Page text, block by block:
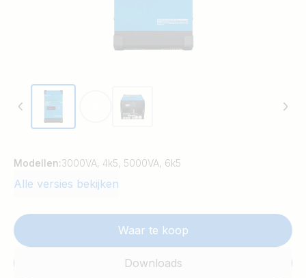
Modellen:3000VA, 4k5, 5000VA, 6k5
Alle versies bekijken
Waar te koop
Downloads